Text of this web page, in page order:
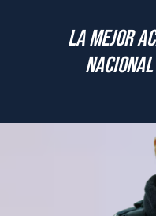
La mejor